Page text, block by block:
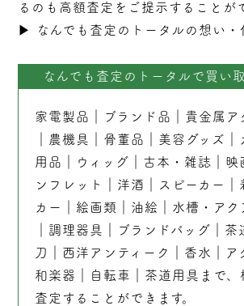
るのも高額査定をご提示することが
▶︎
なんでも査定のトータルの想い・
なんでも査定のトータルで買い
家電製品 ブランド品
貴金属ア
農機具 骨董品 美容グッズ
用品
ウィッグ 古本 ・ 雑誌
映
ンフレット
洋酒 スピーカー
カー
絵画類 油絵
水槽・アク
調理器具 ブランドバッグ ｜茶
刀
西洋アンティーク 香水 ア
和楽器
自転車 茶道用具 まで
査定することができます。